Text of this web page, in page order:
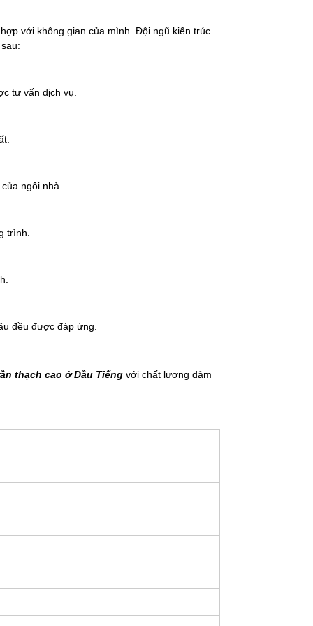
với không gian của mình. Đội ngũ kiến trúc
tư vấn dịch vụ.
ngôi nhà.
trình.
đều được đáp ứng.
thạch cao ở Dầu Tiếng với chất lượng đảm